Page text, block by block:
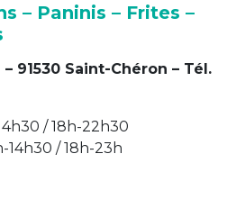
– Paninis – Frites –
91530 Saint-Chéron – Tél.
/ 18h-22h30
14h30 / 18h-23h